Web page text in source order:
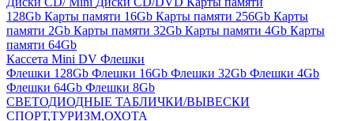
128Gb Карты памяти 16Gb Карты памяти 256Gb Карты
памяти 2Gb Карты памяти 32Gb Карты памяти 4Gb Карты
памяти 64Gb
Кассета Mini DV Флешки
Флешки 128Gb Флешки 16Gb Флешки 32Gb Флешки 4Gb
Флешки 64Gb Флешки 8Gb
СВЕТОДИОДНЫЕ ТАБЛИЧКИ/ВЫВЕСКИ
СПОРТ,ТУРИЗМ,ОХОТА